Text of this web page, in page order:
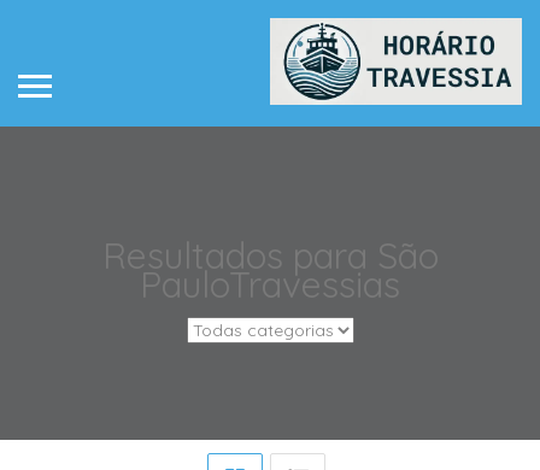
Resultados para São
PauloTravessias